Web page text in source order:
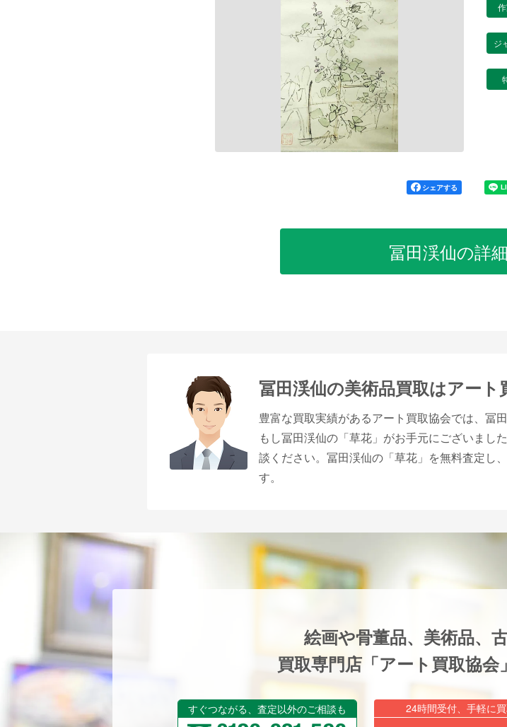
ジ
シェアする
冨田渓仙の詳
冨田渓仙の美術品買取はアート
豊富な買取実績があるアート買取協会では、冨
もし冨田渓仙の「草花」がお手元にございまし
談ください。冨田渓仙の「草花」を無料査定し
す。
絵画や骨董品、美術品、
買取専門店「アート買取協会
すぐつながる、査定以外のご相談も 24時間受付、手軽に